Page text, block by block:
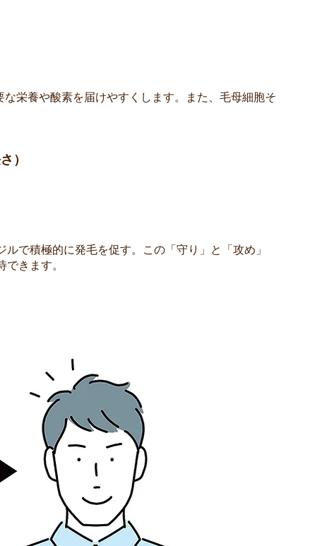
栄養や酸素を届けやすくします。また、毛母細胞そ
）
で積極的に発毛を促す。この「守り」と「攻め」
きます。